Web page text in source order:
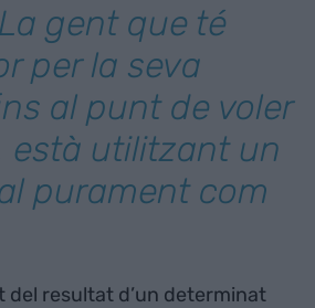
gent que té
per la seva
al punt de voler
està utilitzant un
purament com
resultat d’un determinat